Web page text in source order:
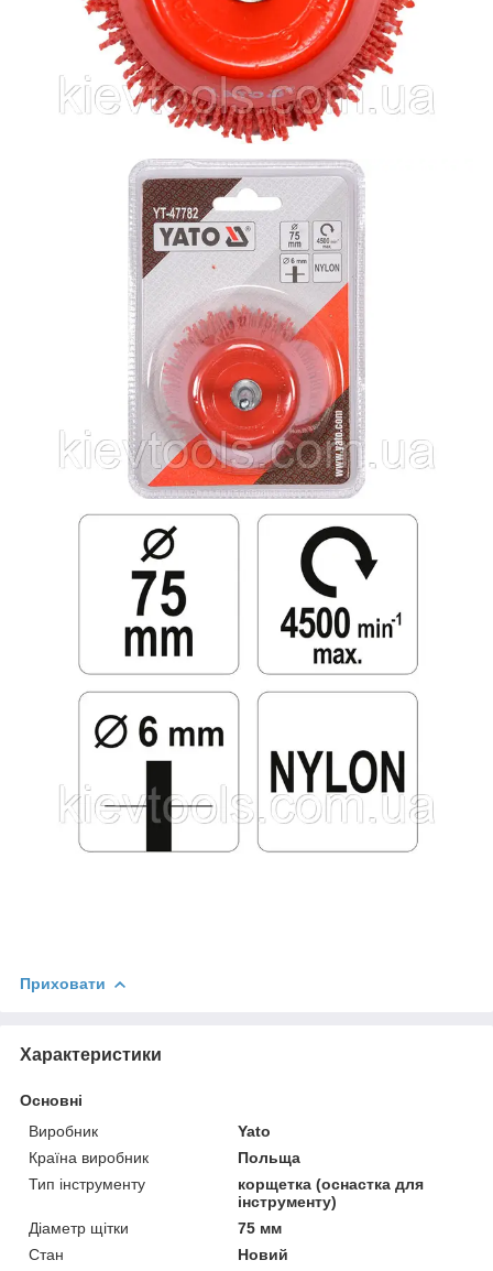
Приховати
Характеристики
Основні
Виробник
Yato
Країна виробник
Польща
Тип інструменту
корщетка (оснастка для
інструменту)
Діаметр щітки
75 мм
Стан
Новий